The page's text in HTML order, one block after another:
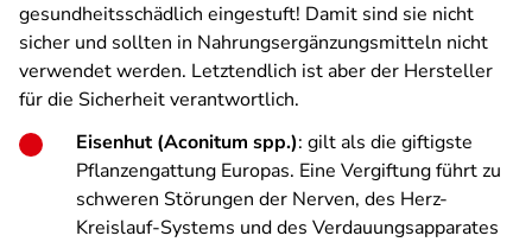
gesundheitsschädlich eingestuft! Damit sind sie nicht
sicher und sollten in Nahrungsergänzungsmitteln nicht
verwendet werden. Letztendlich ist aber der Hersteller
für die Sicherheit verantwortlich.
Eisenhut (Aconitum spp.): gilt als die giftigste
Pflanzengattung Europas. Eine Vergiftung führt zu
schweren Störungen der Nerven, des Herz-
Kreislauf-Systems und des Verdauungsapparates